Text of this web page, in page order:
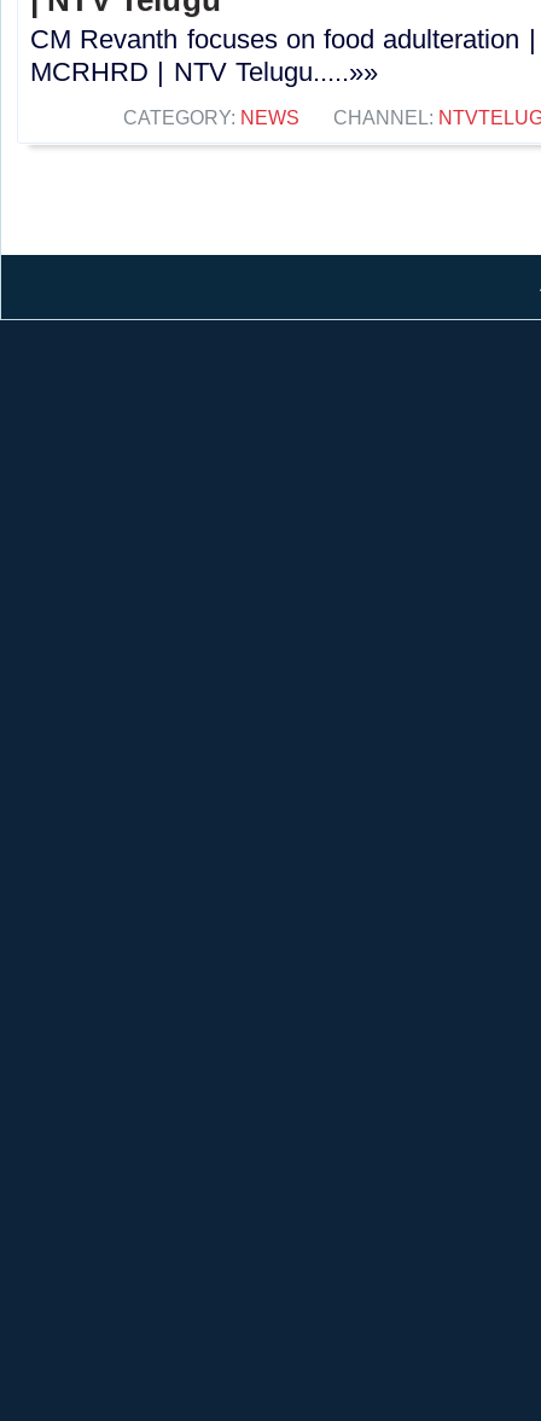
CM Revanth focuses on food adulteration
MCRHRD | NTV Telugu.....»»
CATEGORY: NEWS CHANNEL: